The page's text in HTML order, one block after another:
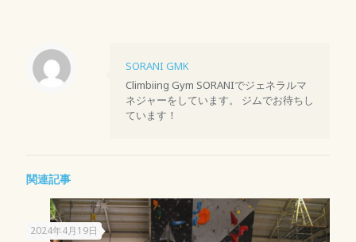
SORANI GMK
Climbiing Gym SORANIでジェネラルマ
ネジャーをしています。 ジムでお待ちし
ています！
関連記事
2024年4月19日